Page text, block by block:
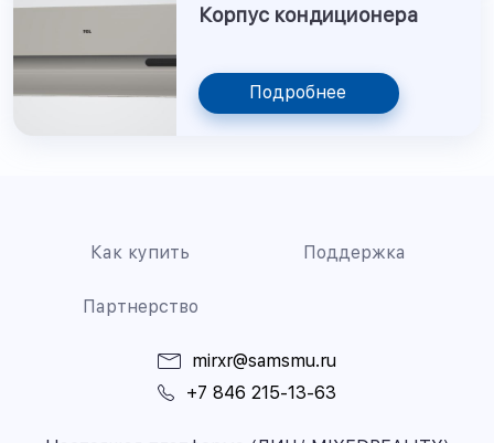
Корпус кондиционера
Подробнее
Как купить Поддержка
Партнерство
mirxr@samsmu.ru
+7 846 215-13-63